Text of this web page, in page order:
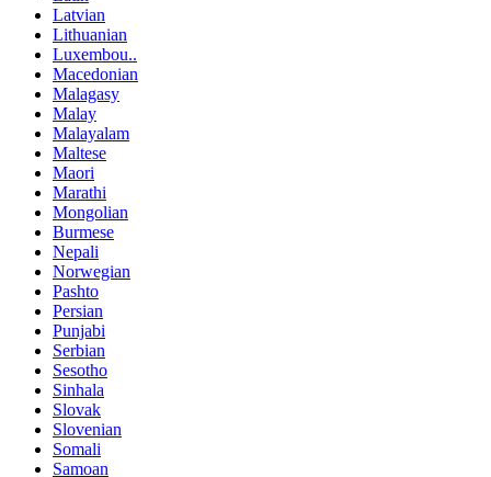
Latvian
Lithuanian
Luxembou..
Macedonian
Malagasy
Malay
Malayalam
Maltese
Maori
Marathi
Mongolian
Burmese
Nepali
Norwegian
Pashto
Persian
Punjabi
Serbian
Sesotho
Sinhala
Slovak
Slovenian
Somali
Samoan